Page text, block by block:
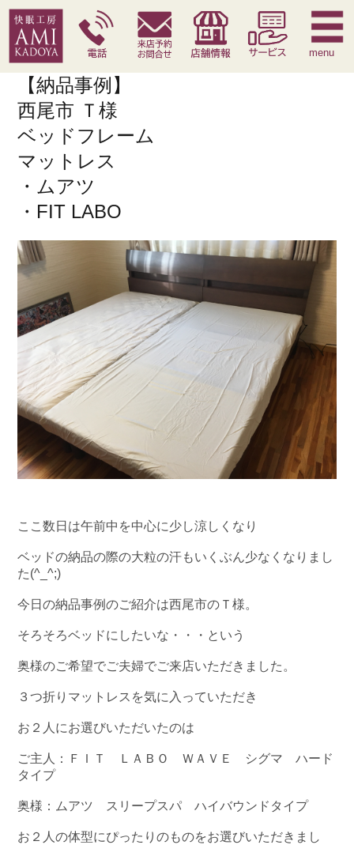
快眠枕 腰痛対策寝具 季節寝具 サービス
menu
【納品事例】
西尾市 Ｔ様
ベッドフレーム
マットレス
・ムアツ
・FIT LABO
ここ数日は午前中を中心に少し涼しくなり
ベッドの納品の際の大粒の汗もいくぶん少なくなりまし
た(^_^;)
今日の納品事例のご紹介は西尾市のＴ様。
そろそろベッドにしたいな・・・という
奥様のご希望でご夫婦でご来店いただきました。
３つ折りマットレスを気に入っていただき
お２人にお選びいただいたのは
ご主人：ＦＩＴ ＬＡＢＯ ＷＡＶＥ シグマ ハード
タイプ
奥様：ムアツ スリープスパ ハイバウンドタイプ
お２人の体型にぴったりのものをお選びいただきまし